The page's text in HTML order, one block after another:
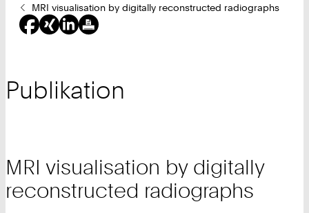
Sie
sind
hier:
MRI visualisation by digitally reconstructed radiographs
Publikation
MRI visualisation by digitally
reconstructed radiographs